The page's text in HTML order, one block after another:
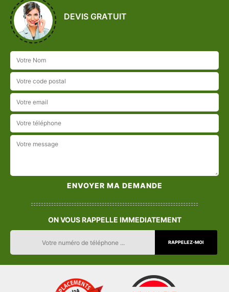
DEVIS GRATUIT
ON VOUS RAPPELLE IMMEDIATEMENT